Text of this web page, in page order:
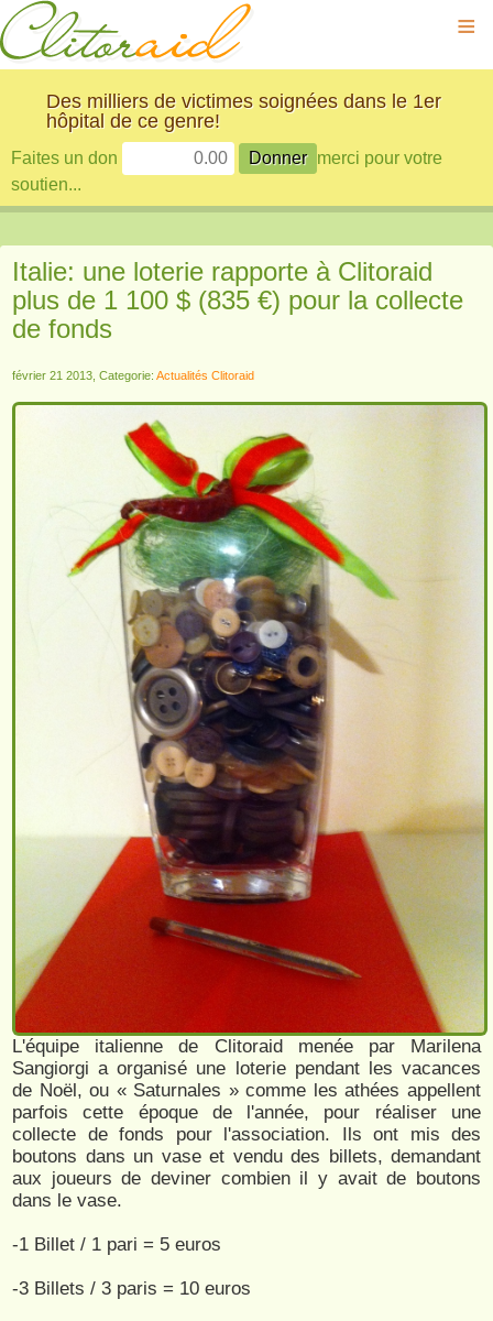
≡
Des milliers de victimes soignées dans le 1er
hôpital de ce genre!
Faites un don
merci pour votre
soutien...
Italie: une loterie rapporte à Clitoraid
plus de 1 100 $ (835 €) pour la collecte
de fonds
février 21 2013, Categorie: Actualités Clitoraid
L'équipe italienne de Clitoraid menée par Marilena
Sangiorgi a organisé une loterie pendant les vacances
de Noël, ou « Saturnales » comme les athées appellent
parfois cette époque de l'année, pour réaliser une
collecte de fonds pour l'association. Ils ont mis des
boutons dans un vase et vendu des billets, demandant
aux joueurs de deviner combien il y avait de boutons
dans le vase.
-1 Billet / 1 pari = 5 euros
-3 Billets / 3 paris = 10 euros